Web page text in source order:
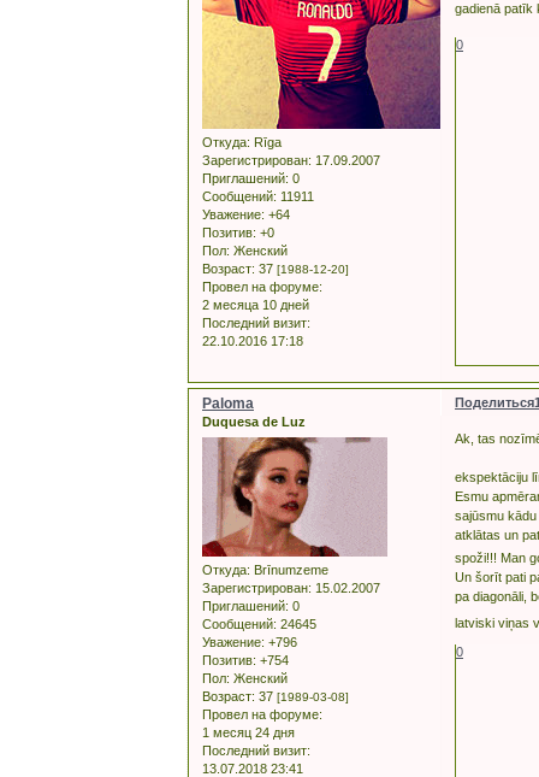
Откуда: Rīga
Зарегистрирован: 17.09.2007
Приглашений: 0
Сообщений: 11911
Уважение: +64
Позитив: +0
Пол: Женский
Возраст: 37 [1988-12-20]
Провел на форуме:
2 месяца 10 дней
Последний визит:
22.10.2016 17:18
gadienā patīk
0
Поделиться
Paloma
Duquesa de Luz
Откуда: Brīnumzeme
Зарегистрирован: 15.02.2007
Приглашений: 0
Сообщений: 24645
Уважение: +796
Позитив: +754
Пол: Женский
Возраст: 37 [1989-03-08]
Провел на форуме:
1 месяц 24 дня
Последний визит:
13.07.2018 23:41
Ak, tas
ekspektāciju
Esmu
sajūsmu
atklātas un
spoži!!! Man
Un šorīt pati
pa diagonāli,
latviski viņas
0